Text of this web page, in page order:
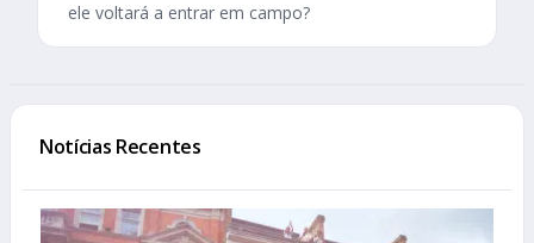
ele voltará a entrar em campo?
Notícias Recentes